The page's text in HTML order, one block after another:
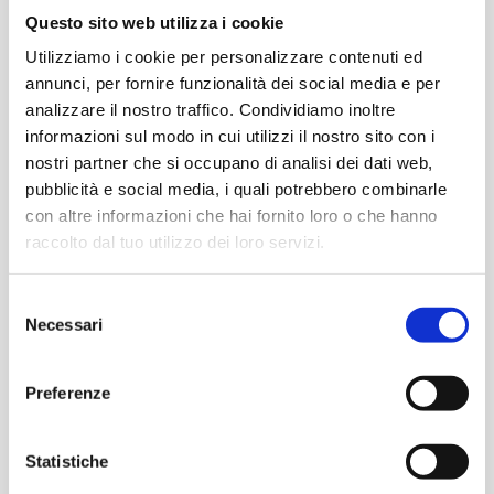
Questo sito web utilizza i cookie
Utilizziamo i cookie per personalizzare contenuti ed
annunci, per fornire funzionalità dei social media e per
analizzare il nostro traffico. Condividiamo inoltre
informazioni sul modo in cui utilizzi il nostro sito con i
nostri partner che si occupano di analisi dei dati web,
pubblicità e social media, i quali potrebbero combinarle
con altre informazioni che hai fornito loro o che hanno
raccolto dal tuo utilizzo dei loro servizi.
delNecessari
Preferenze
Statistiche
Pompe antincendio verticali